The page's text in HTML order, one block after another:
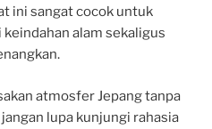
ini sangat cocok untuk
alam sekaligus
atmosfer Jepang tanpa
lupa kunjungi rahasia